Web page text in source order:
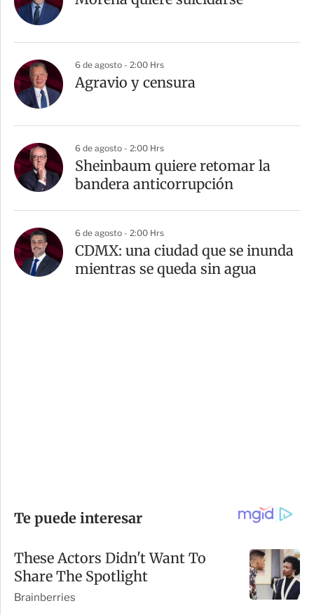
6 de agosto - 2:00 Hrs
Agravio y censura
6 de agosto - 2:00 Hrs
Sheinbaum quiere retomar la
bandera anticorrupción
6 de agosto - 2:00 Hrs
CDMX: una ciudad que se inunda
mientras se queda sin agua